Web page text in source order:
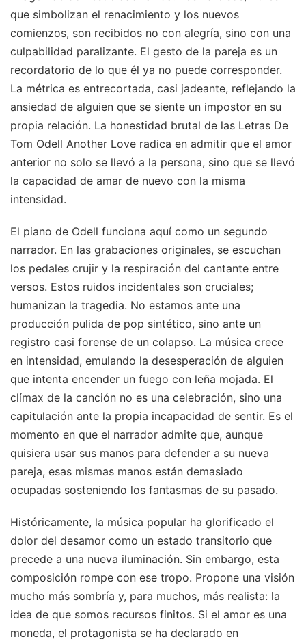
que simbolizan el renacimiento y los nuevos
comienzos, son recibidos no con alegría, sino con una
culpabilidad paralizante. El gesto de la pareja es un
recordatorio de lo que él ya no puede corresponder.
La métrica es entrecortada, casi jadeante, reflejando la
ansiedad de alguien que se siente un impostor en su
propia relación. La honestidad brutal de las Letras De
Tom Odell Another Love radica en admitir que el amor
anterior no solo se llevó a la persona, sino que se llevó
la capacidad de amar de nuevo con la misma
intensidad.
El piano de Odell funciona aquí como un segundo
narrador. En las grabaciones originales, se escuchan
los pedales crujir y la respiración del cantante entre
versos. Estos ruidos incidentales son cruciales;
humanizan la tragedia. No estamos ante una
producción pulida de pop sintético, sino ante un
registro casi forense de un colapso. La música crece
en intensidad, emulando la desesperación de alguien
que intenta encender un fuego con leña mojada. El
clímax de la canción no es una celebración, sino una
capitulación ante la propia incapacidad de sentir. Es el
momento en que el narrador admite que, aunque
quisiera usar sus manos para defender a su nueva
pareja, esas mismas manos están demasiado
ocupadas sosteniendo los fantasmas de su pasado.
Históricamente, la música popular ha glorificado el
dolor del desamor como un estado transitorio que
precede a una nueva iluminación. Sin embargo, esta
composición rompe con ese tropo. Propone una visión
mucho más sombría y, para muchos, más realista: la
idea de que somos recursos finitos. Si el amor es una
moneda, el protagonista se ha declarado en